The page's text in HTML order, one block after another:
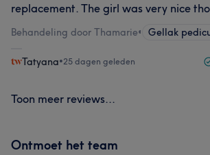
replacement. The girl was very nice
Behandeling door Thamarie• Gellak
Tatyana•25 dagen geleden
Toon meer reviews...
Ontmoet het team